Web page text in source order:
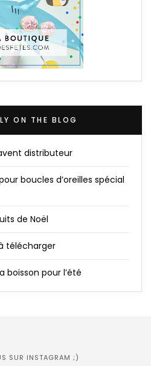
ON THE BLOG
distributeur
boucles d’oreilles spécial
de Noël
télécharger
boisson pour l’été
SUR INSTAGRAM ;)